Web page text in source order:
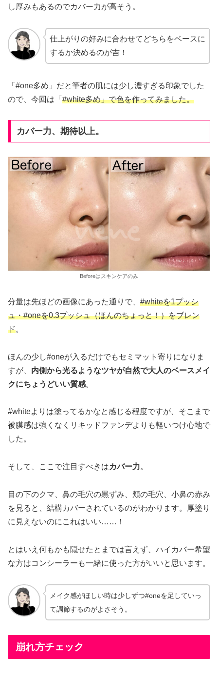
し厚みもあるのでカバー力が高そう。
仕上がりの好みに合わせてどちらをベースに
するか決めるのが吉！
「#one多め」だと筆者の肌には少し濃すぎる印象でした
ので、今回は「 #white多め」で色を作ってみました。
カバー力、期待以上。
Beforeはスキンケアのみ
分量は先ほどの画像にあった通りで、 #whiteを1プッシ
ュ・#oneを0.3プッシュ（ほんのちょっと！）をブレン
ド。
ほんの少し#oneが入るだけでもセミマット寄りになりま
すが、 内側から光るようなツヤが自然で大人のベースメイ
クにちょうどいい質感。
#whiteよりは塗ってるかなと感じる程度ですが、そこまで
被膜感は強くなくリキッドファンデよりも軽いつけ心地で
した。
そして、ここで注目すべきはカバー力。
目の下のクマ、鼻の毛穴の黒ずみ、頬の毛穴、小鼻の赤み
を見ると、結構カバーされているのがわかります。厚塗り
に見えないのにこれはいい……！
とはいえ何もかも隠せたとまでは言えず、ハイカバー希望
な方はコンシーラーも一緒に使った方がいいと思います。
メイク感がほしい時は少しずつ#oneを足していっ
て調節するのがよさそう。
崩れ方チェック